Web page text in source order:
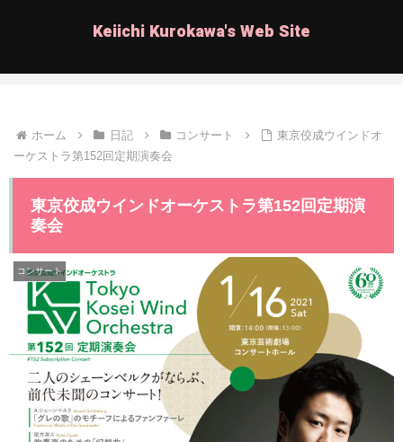
Keiichi Kurokawa's Web Site
ホーム 日記 コンサート
東京佼成ウインドオ
ーケストラ第152回定期演奏会
東京佼成ウインドオーケストラ第152回定期演
奏会
コンサート